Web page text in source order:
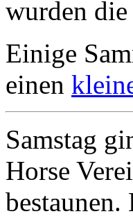
wurden
Einige
einen
Samstag
Horse
bestaunen.